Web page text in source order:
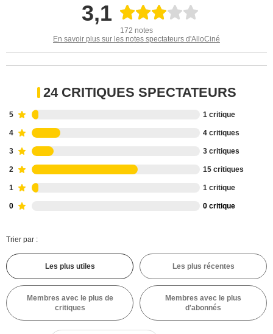
3,1
172 notes
En savoir plus sur les notes spectateurs d'AlloCiné
24 CRITIQUES SPECTATEURS
5 1 critique
4 4 critiques
3 3 critiques
2 15 critiques
1 1 critique
0 0 critique
Trier par :
Les plus utiles Les plus récentes
Membres avec le plus de
critiques
Membres avec le plus
d'abonnés